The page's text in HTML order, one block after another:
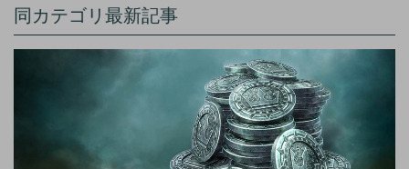
同カテゴリ最新記事